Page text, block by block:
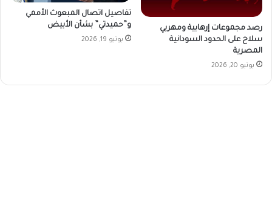
رصد مجموعات إرهابية ومهربي
سلاح على الحدود السودانية
المصرية
يونيو 20, 2026
تفاصيل اتصال المبعوث الأممي
و”حميدتي” بشأن الأبيض
يونيو 19, 2026